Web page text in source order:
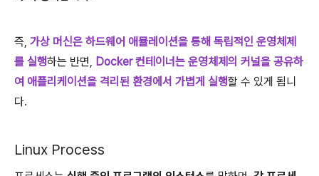
즉, 가상 머신은 하드웨어 애뮬레이션을 통해 독립적인 운영체제
를 실행하는 반면, Docker 컨테이너는 운영체제의 커널을 공유하
여 애플리케이션을 격리된 환경에서 가볍게 실행할 수 있게 됩니
다.
Linux Process